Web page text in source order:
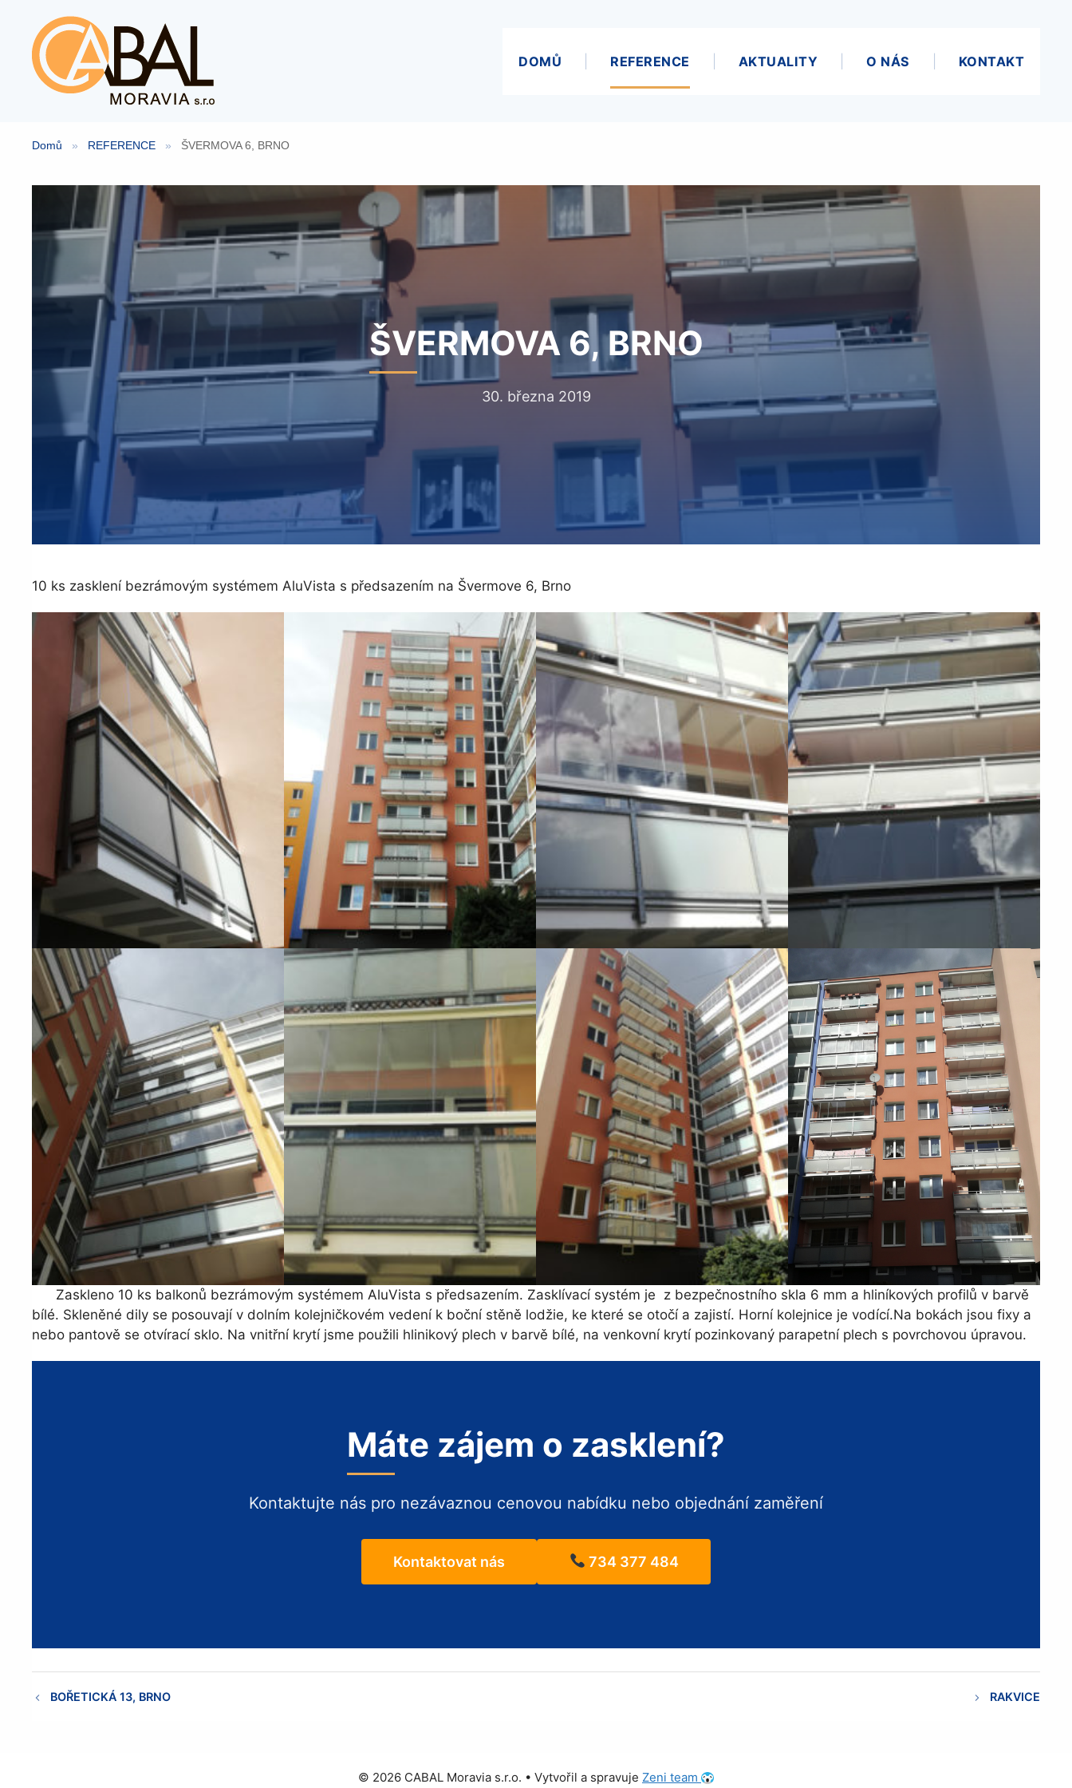
obsah
DOMŮ REFERENCE AKTUALITY O NÁS KONTAKT
Domů » REFERENCE » ŠVERMOVA 6, BRNO
ŠVERMOVA 6, BRNO
30. března 2019
10 ks zasklení bezrámovým systémem AluVista s předsazením na Švermove 6, Brno
Zaskleno 10 ks balkonů bezrámovým systémem AluVista s předsazením. Zasklívací systém je z bezpečnostního skla 6 mm a hliníkových profilů v barvě
bílé. Skleněné dily se posouvají v dolním kolejničkovém vedení k boční stěně lodžie, ke které se otočí a zajistí. Horní kolejnice je vodící.Na bokách jsou fixy a
nebo pantově se otvírací sklo. Na vnitřní krytí jsme použili hlinikový plech v barvě bílé, na venkovní krytí pozinkovaný parapetní plech s povrchovou úpravou.
Máte zájem o zasklení?
Kontaktujte nás pro nezávaznou cenovou nabídku nebo objednání zaměření
Kontaktovat nás 734 377 484
BOŘETICKÁ 13, BRNO RAKVICE
© 2026 CABAL Moravia s.r.o. • Vytvořil a spravuje Zeni team